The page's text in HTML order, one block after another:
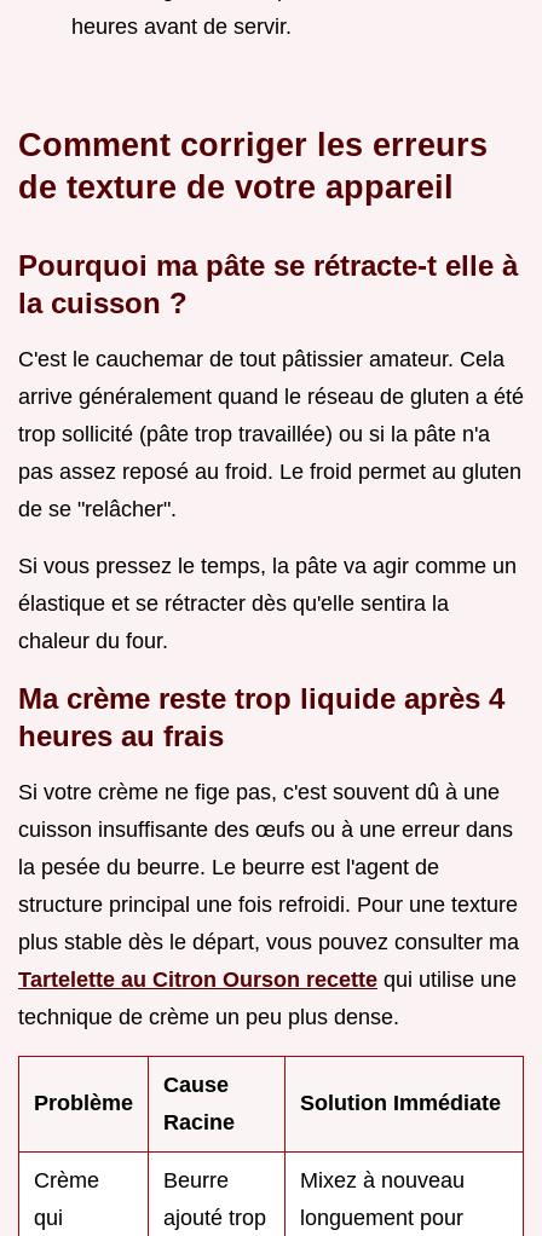
heures avant de servir.
Comment corriger les erreurs
de texture de votre appareil
Pourquoi ma pâte se rétracte-t elle à
la cuisson ?
C'est le cauchemar de tout pâtissier amateur. Cela
arrive généralement quand le réseau de gluten a été
trop sollicité (pâte trop travaillée) ou si la pâte n'a
pas assez reposé au froid. Le froid permet au gluten
de se "relâcher".
Si vous pressez le temps, la pâte va agir comme un
élastique et se rétracter dès qu'elle sentira la
chaleur du four.
Ma crème reste trop liquide après 4
heures au frais
Si votre crème ne fige pas, c'est souvent dû à une
cuisson insuffisante des œufs ou à une erreur dans
la pesée du beurre. Le beurre est l'agent de
structure principal une fois refroidi. Pour une texture
plus stable dès le départ, vous pouvez consulter ma
Tartelette au Citron Ourson recette qui utilise une
technique de crème un peu plus dense.
Problème
Cause
Racine
Solution Immédiate
Crème
qui
Beurre
ajouté trop
Mixez à nouveau
longuement pour